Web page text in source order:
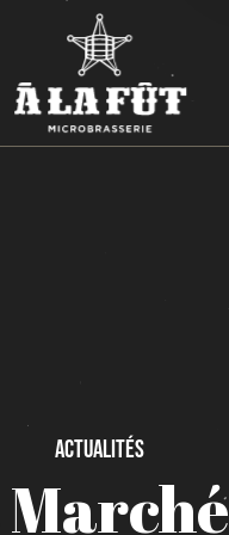
Actualités
Marché